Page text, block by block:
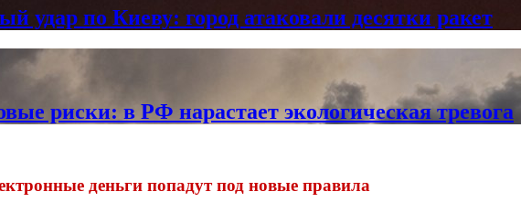
удар по Киеву: город атаковали десятки ракет
риски: в РФ нарастает экологическая тревога
деньги попадут под новые правила